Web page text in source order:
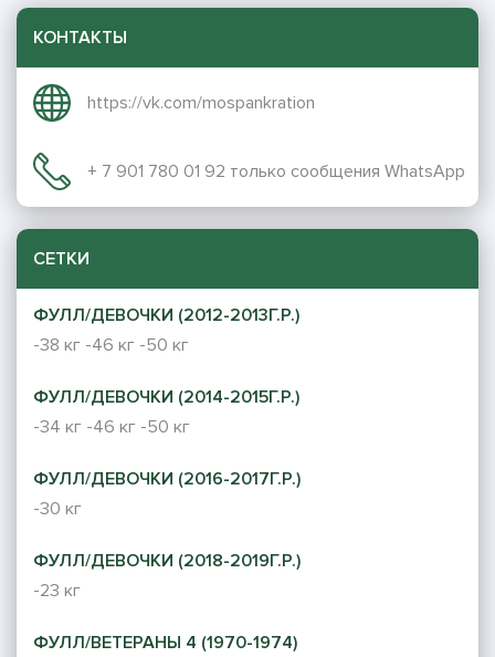
КОНТАКТЫ
https://vk.com/mospankration
+ 7 901 780 01 92 только сообщения WhatsApp
СЕТКИ
ФУЛЛ/ДЕВОЧКИ (2012-2013Г.Р.)
-38 кг -46 кг -50 кг
ФУЛЛ/ДЕВОЧКИ (2014-2015Г.Р.)
-34 кг -46 кг -50 кг
ФУЛЛ/ДЕВОЧКИ (2016-2017Г.Р.)
-30 кг
ФУЛЛ/ДЕВОЧКИ (2018-2019Г.Р.)
-23 кг
ФУЛЛ/ВЕТЕРАНЫ 4 (1970-1974)